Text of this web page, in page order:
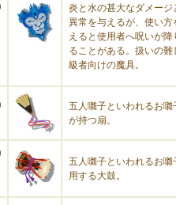
炎と水の甚大なダメージ
異常を与えるが、使い方
えると使用者へ呪いが降
ることがある。扱いの難
級者向けの魔具。
五人囃子といわれるお囃
が持つ扇。
五人囃子といわれるお囃
用する大鼓。